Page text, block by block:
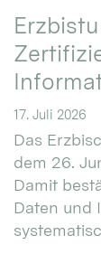
17. Juli 2026
Das
dem 26.
Damit
Daten und